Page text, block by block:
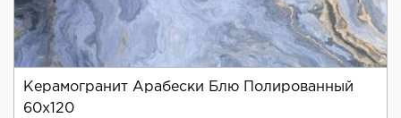
Керамогранит Арабески Блю Полированный
60x120